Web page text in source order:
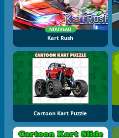
NOUVEAU
Kart Rush
Cartoon Kart Puzzle